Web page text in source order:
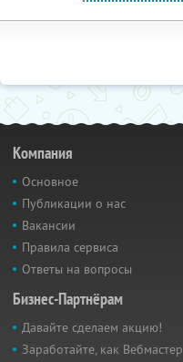
Компания
Основное
Публикации о нас
Вакансии
Правила сервиса
Ответы на вопросы
Бизнес-Партнёрам
Давайте сделаем акцию!
Заработайте, как Вебмастер